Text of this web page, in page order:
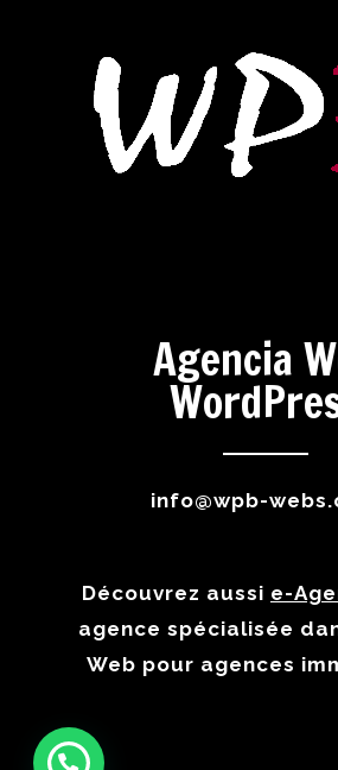
Agencia
info@wpb-
Découvrez aussi e-
agence spécialisée
Web pour agences